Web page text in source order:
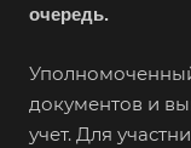
очередь.
документов и
учет. Для